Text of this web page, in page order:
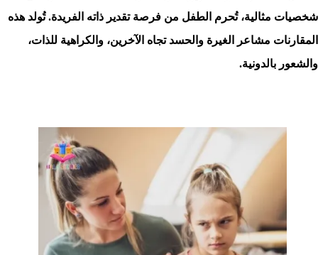
شخصيات مثالية، تُحرم الطفل من فرصة تقدير ذاته الفريدة. تُولد هذه
المقارنات مشاعر الغيرة والحسد تجاه الآخرين، والكراهية للذات،
والشعور بالدونية.